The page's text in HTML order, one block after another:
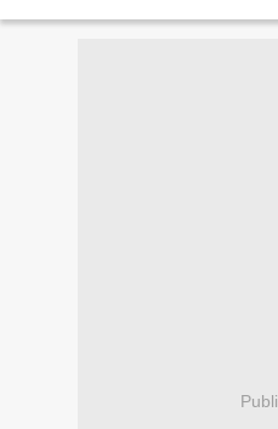
de Blanche...